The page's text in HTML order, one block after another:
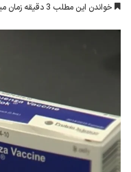
خواندن این مطلب 3 دقیقه زمان میبرد